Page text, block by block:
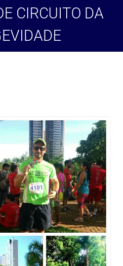
CIRCUITO DA